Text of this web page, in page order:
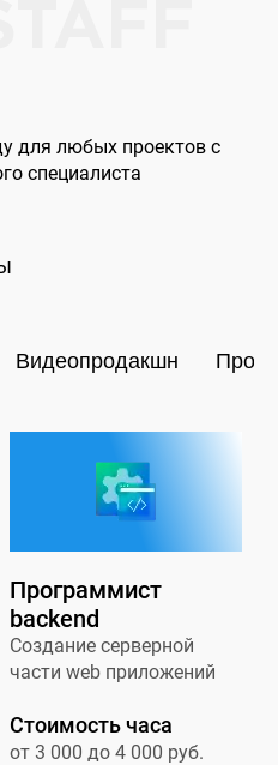
для любых проектов с
специалиста
Видеопродакшн
Программист
backend
Создание серверной
части web приложений
Стоимость часа
от 3 000 до 4 000 руб.